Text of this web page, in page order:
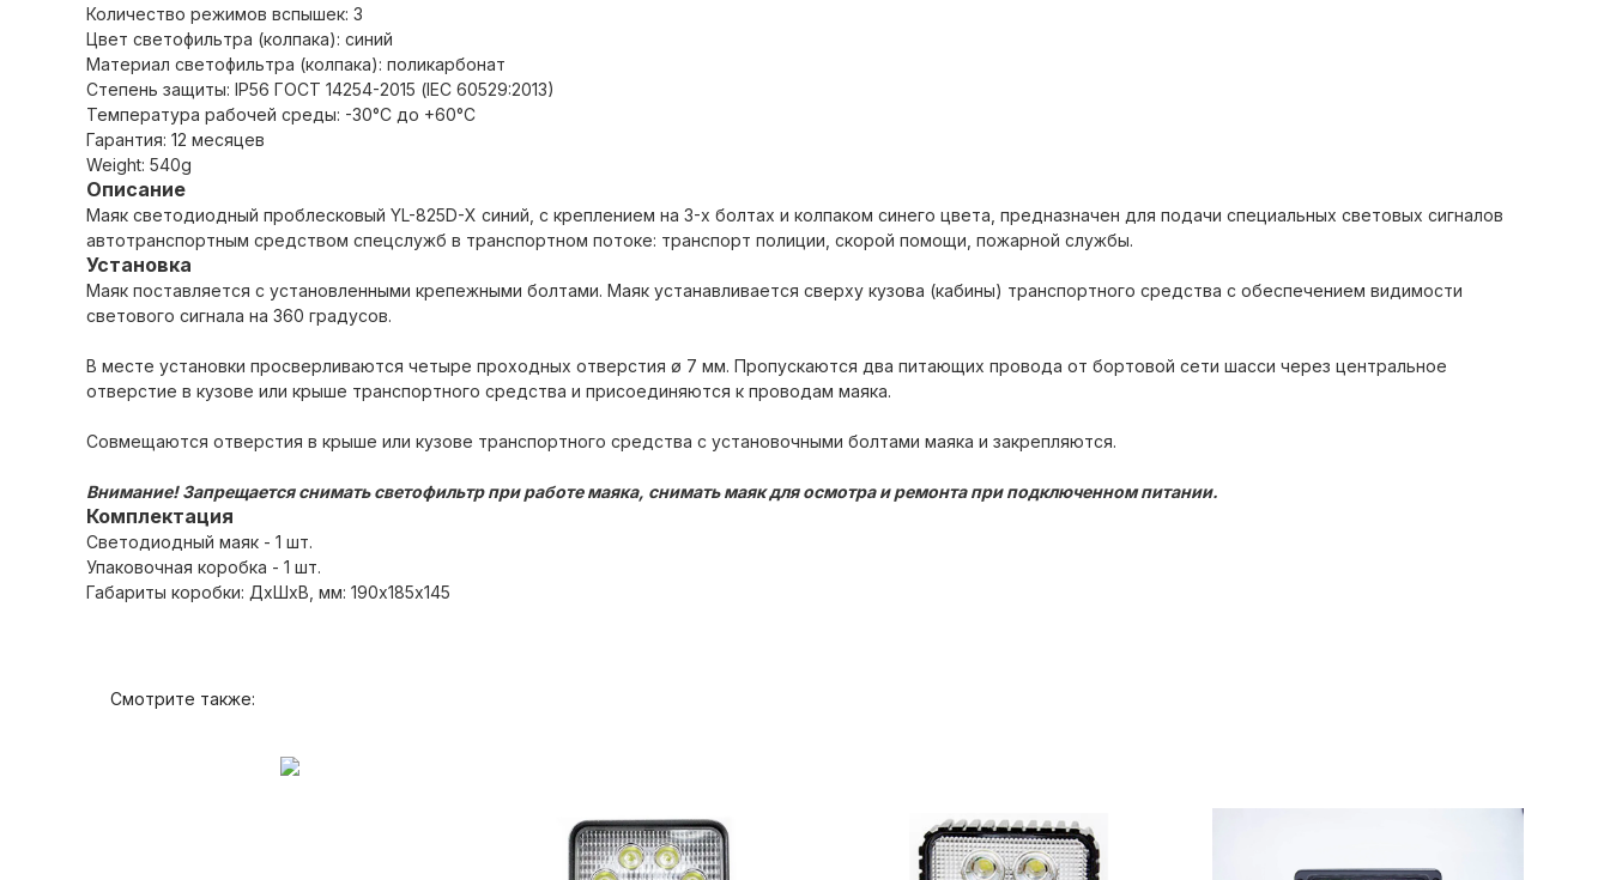
Количество режимов вспышек: 3
Цвет светофильтра (колпака): синий
Материал светофильтра (колпака): поликарбонат
Степень защиты: IP56 ГОСТ 14254-2015 (IЕС 60529:2013)
Температура рабочей среды: -30°С до +60°С
Гарантия: 12 месяцев
Weight: 540g
Описание
Маяк светодиодный проблесковый YL-825D-X синий, с креплением на 3-х болтах и колпаком синего цвета, предназначен для подачи специальных световых сигналов
автотранспортным средством спецслужб в транспортном потоке: транспорт полиции, скорой помощи, пожарной службы.
Установка
Маяк поставляется с установленными крепежными болтами. Маяк устанавливается сверху кузова (кабины) транспортного средства с обеспечением видимости
светового сигнала на 360 градусов.
В месте установки просверливаются четыре проходных отверстия ø 7 мм. Пропускаются два питающих провода от бортовой сети шасси через центральное
отверстие в кузове или крыше транспортного средства и присоединяются к проводам маяка.
Совмещаются отверстия в крыше или кузове транспортного средства с установочными болтами маяка и закрепляются.
Внимание! Запрещается снимать светофильтр при работе маяка, снимать маяк для осмотра и ремонта при подключенном питании.
Комплектация
Светодиодный маяк - 1 шт.
Упаковочная коробка - 1 шт.
Габариты коробки: ДхШхВ, мм: 190х185х145
Смотрите также: